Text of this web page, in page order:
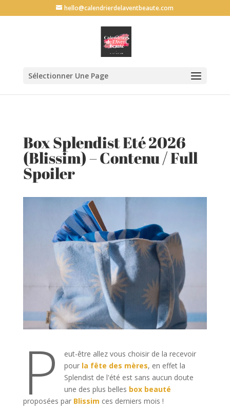
hello@calendrierdelaventbeaute.com
Sélectionner Une Page
Box Splendist Eté 2026
(Blissim) – Contenu / Full
Spoiler
P
eut-être allez vous choisir de la recevoir
pour la fête des mères, en effet la
Splendist de l'été est sans aucun doute
une des plus belles box beauté
proposées par Blissim ces derniers mois !